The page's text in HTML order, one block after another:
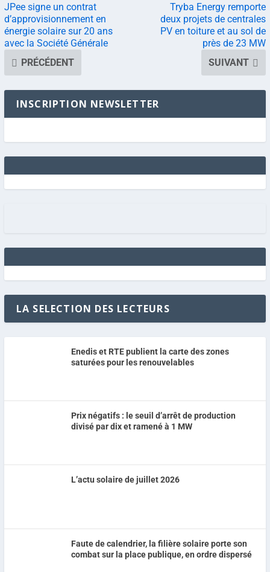
JPee signe un contrat
d’approvisionnement en
énergie solaire sur 20 ans
avec la Société Générale
PRÉCÉDENT
Tryba Energy remporte
deux projets de centrales
PV en toiture et au sol de
près de 23 MW
SUIVANT
INSCRIPTION NEWSLETTER
LA SELECTION DES LECTEURS
Enedis et RTE publient la carte des zones
saturées pour les renouvelables
Prix négatifs : le seuil d’arrêt de production
divisé par dix et ramené à 1 MW
L’actu solaire de juillet 2026
Faute de calendrier, la filière solaire porte son
combat sur la place publique, en ordre dispersé